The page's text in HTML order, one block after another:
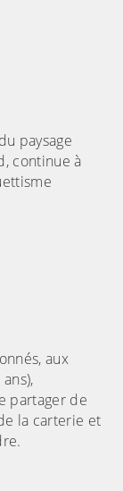
paysage
continue à
aux
partager de
la carterie et